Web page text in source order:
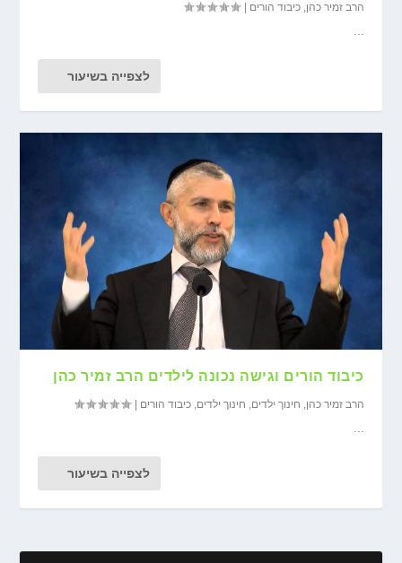
הרב זמיר כהן,כיבוד הורים |
...
לצפייה בשיעור
כיבוד הורים וגישה נכונה לילדים הרב זמיר כהן
הרב זמיר כהן, חינוך ילדים, חינוך ילדים,כיבוד הורים |
לצפייה בשיעור